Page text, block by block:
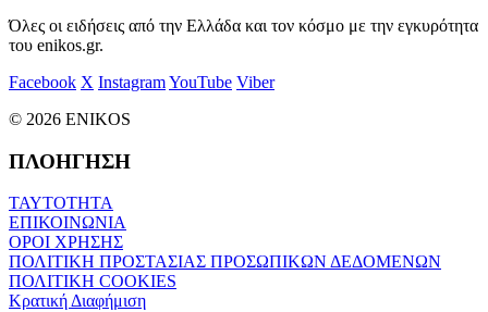
Όλες οι ειδήσεις από την Ελλάδα και τον κόσμο με την εγκυρότητα
του enikos.gr.
Facebook X InstagramYouTube Viber
© 2026 ENIKOS
ΠΛΟΗΓΗΣΗ
ΤΑΥΤΟΤΗΤΑ
ΕΠΙΚΟΙΝΩΝΙΑ
ΟΡΟΙ ΧΡΗΣΗΣ
ΠΟΛΙΤΙΚΗ ΠΡΟΣΤΑΣΙΑΣ ΠΡΟΣΩΠΙΚΩΝ ΔΕΔΟΜΕΝΩΝ
ΠΟΛΙΤΙΚΗ COOKIES
Κρατική Διαφήμιση